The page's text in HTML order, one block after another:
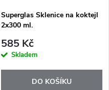
Superglas Sklenice na koktejl
2x300 ml.
585 Kč
Skladem
DO KOŠÍKU